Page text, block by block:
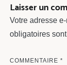
Laisser un
Votre adresse
obligatoires
COMMENTAIRE *